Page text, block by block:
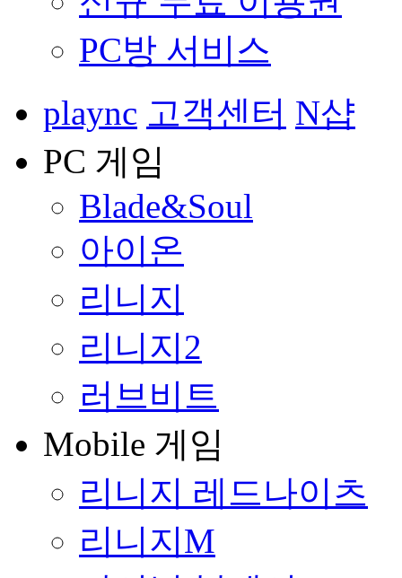
PC방 서비스
plaync 고객센터 N샵
PC 게임
Blade&Soul
아이온
리니지
리니지2
러브비트
Mobile 게임
리니지 레드나이츠
리니지M